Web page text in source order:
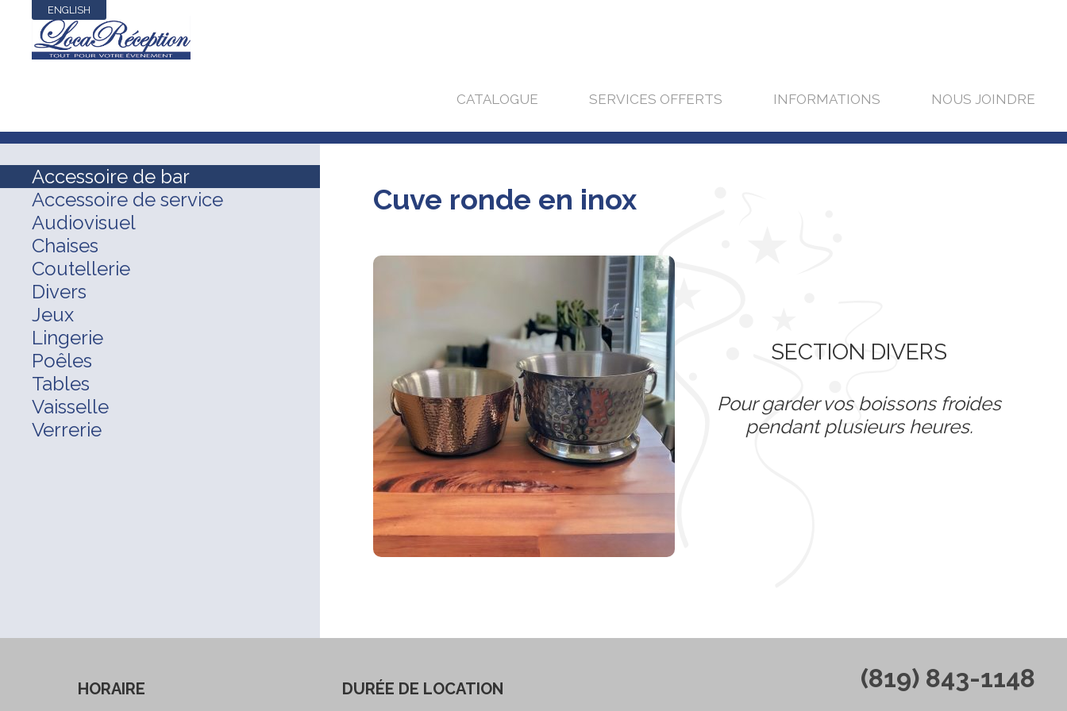
ENGLISH
CATALOGUE SERVICES OFFERTS INFORMATIONS NOUS JOINDRE
Accessoire de bar
Accessoire de service
Audiovisuel
Chaises
Coutellerie
Divers
Jeux
Lingerie
Poêles
Tables
Vaisselle
Verrerie
Cuve ronde en inox
SECTION DIVERS
Pour garder vos boissons froides
pendant plusieurs heures.
HORAIRE DURÉE DE LOCATION (819) 843-1148